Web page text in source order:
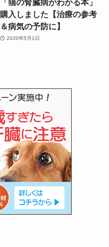
「猫の腎臓病がわかる本」
購入しました【治療の参考
＆病気の予防に】
2020年5月1日